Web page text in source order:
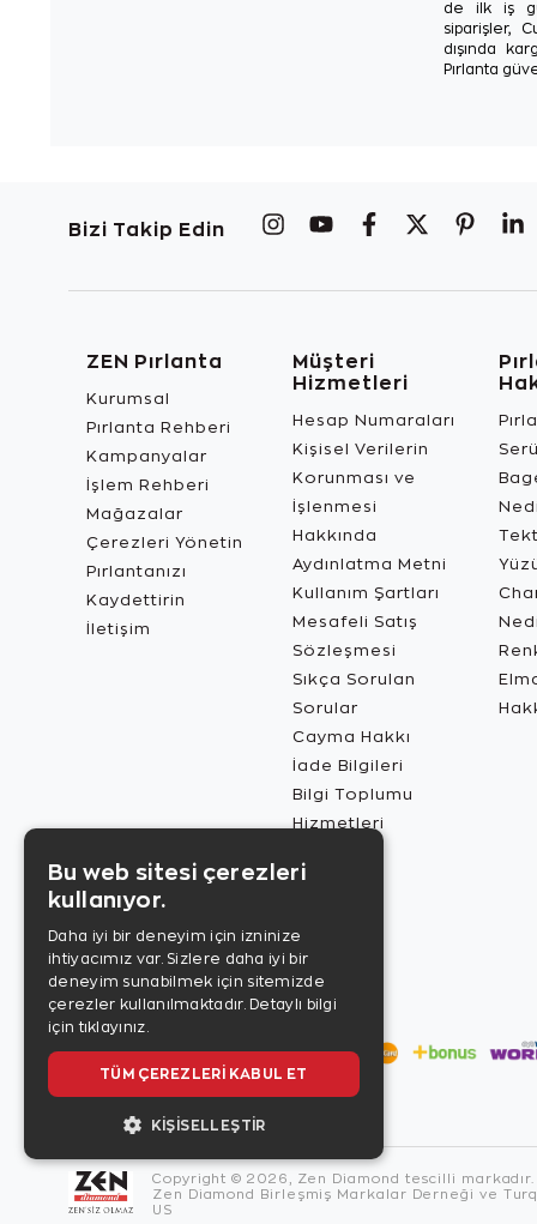
de ilk iş
siparişler,
dışında
Pırlanta
Bizi Takip Edin
ZEN Pırlanta
Kurumsal
Pırlanta Rehberi
Kampanyalar
İşlem Rehberi
Mağazalar
Çerezleri Yönetin
Pırlantanızı
Kaydettirin
İletişim
Müşteri
Hizmetleri
Hesap Numaraları
Kişisel Verilerin
Korunması ve
İşlenmesi
Hakkında
Aydınlatma Metni
Kullanım Şartları
Mesafeli Satış
Sözleşmesi
Sıkça Sorulan
Sorular
Cayma Hakkı
İade Bilgileri
Bilgi Toplumu
Hizmetleri
Copyright © 2026, Zen Diamond tescilli markadır.
Zen Diamond Birleşmiş Markalar Derneği ve
US
Bu web sitesi çerezleri
kullanıyor.
Daha iyi bir deneyim için izninize
ihtiyacımız var. Sizlere daha iyi bir
deneyim sunabilmek için sitemizde
çerezler kullanılmaktadır. Detaylı bilgi
için tıklayınız.
TÜM ÇEREZLERI KABUL ET
KIŞISELLEŞTIR